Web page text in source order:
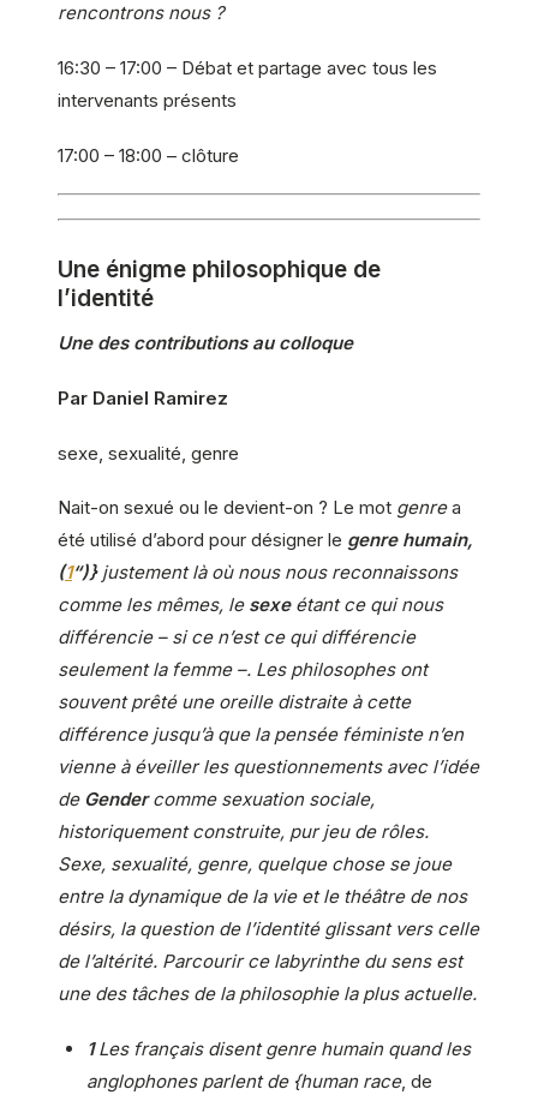
rencontrons nous ?
16:30 – 17:00 – Débat et partage avec tous les
intervenants présents
17:00 – 18:00 – clôture
Une énigme philosophique de
l’identité
Une des contributions au colloque
Par Daniel Ramirez
sexe, sexualité, genre
Nait-on sexué ou le devient-on ? Le mot genrea
été utilisé d’abord pour désigner le genre humain,
(1“)} justement là où nous nous reconnaissons
comme les mêmes, le sexe étant ce qui nous
différencie – si ce n’est ce qui différencie
seulement la femme –. Les philosophes ont
souvent prêté une oreille distraite à cette
différence jusqu’à que la pensée féministe n’en
vienne à éveiller les questionnements avec l’idée
de Gender comme sexuation sociale,
historiquement construite, pur jeu de rôles.
Sexe, sexualité, genre, quelque chose se joue
entre la dynamique de la vie et le théâtre de nos
désirs, la question de l’identité glissant vers celle
de l’altérité. Parcourir ce labyrinthe du sens est
une des tâches de la philosophie la plus actuelle.
1Les français disent genre humain quand les
anglophones parlent de {human race, de